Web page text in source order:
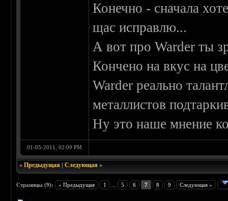
Конечно - сначала
щас исправлю...
А вот про Warder ты
Кончено на вкус на
Warder реально
металлистов
Ну это наше мнение
01-05-2011, 02:09 PM
«Предыдущая |Следующая »
Страницы (9): « Предыдущая 1 5 6 7 8 9 Следующая »